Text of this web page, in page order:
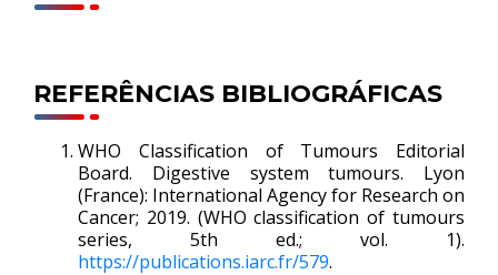
REFERÊNCIAS BIBLIOGRÁFICAS
WHO Classification of Tumours Editorial
Board. Digestive system tumours. Lyon
(France): International Agency for Research on
Cancer; 2019. (WHO classification of tumours
series, 5th ed.; vol. 1).
https://publications.iarc.fr/579.